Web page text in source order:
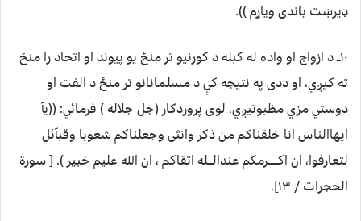
ډیرښت باندی ویاړم )).
۱۰ــ د ازواج او واده له کبله د کورنیو تر منځ یو پیوند او اتحاد را منځ
ته کیږي، او ددی په نتیجه کې د مسلمانانو تر منځ د الفت او
دوستي مزي مظبوتیږي، لوی پروردګار (جل جلاله ) فرمائي: ((یآ
ایهاالناس انا خلقناکم من ذکر وانثی وجعلناکم شعوبا وقبآئل
لتعارفوا، ان اکــــــرمکم عندالـــله اتقاکم ، ان الله علیم خبیر ). [ سورة
الحجرات / ۱۳].